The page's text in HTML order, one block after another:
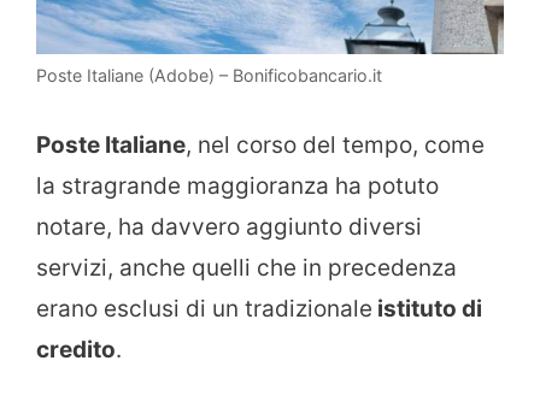
Poste Italiane (Adobe) – Bonificobancario.it
Poste Italiane, nel corso del tempo, come
la stragrande maggioranza ha potuto
notare, ha davvero aggiunto diversi
servizi, anche quelli che in precedenza
erano esclusi di un tradizionale istituto di
credito.